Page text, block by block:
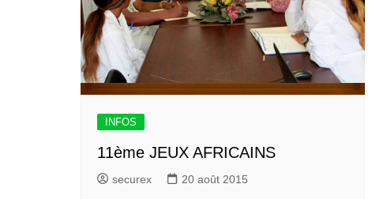
INFOS
11ème JEUX AFRICAINS
securex 20 août 2015